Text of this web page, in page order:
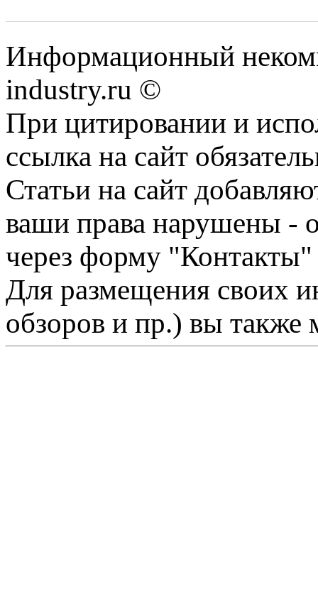
Информационный
industry.ru ©
При цитировании и
ссылка на сайт
Статьи на сайт
ваши права нарушены -
через форму "Контакты"
Для размещения своих
обзоров и пр.) вы также